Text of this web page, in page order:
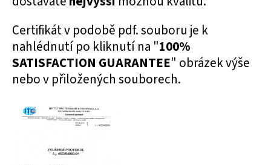
Certifikát v podobě pdf. souboru je k
nahlédnutí po kliknutí na "100%
SATISFACTION GUARANTEE" obrázek výše
nebo v přiložených souborech.